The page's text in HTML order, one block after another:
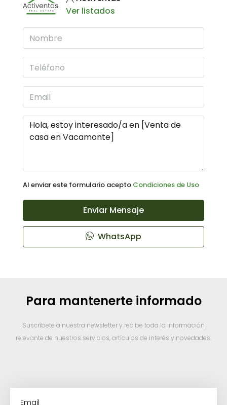
Ver listados
Al enviar este formulario acepto Condiciones de Uso
Enviar Mensaje
WhatsApp
Para mantenerte informado
Suscríbete a nuestra newsletter y recibe toda la información
relevante de nuestros servicios, artículos de interés y novedades.